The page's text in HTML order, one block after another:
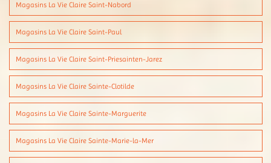
Magasins La Vie Claire Saint-Nabord
Magasins La Vie Claire Saint-Paul
Magasins La Vie Claire Saint-Priesainten-Jarez
Magasins La Vie Claire Sainte-Clotilde
Magasins La Vie Claire Sainte-Marguerite
Magasins La Vie Claire Sainte-Marie-la-Mer